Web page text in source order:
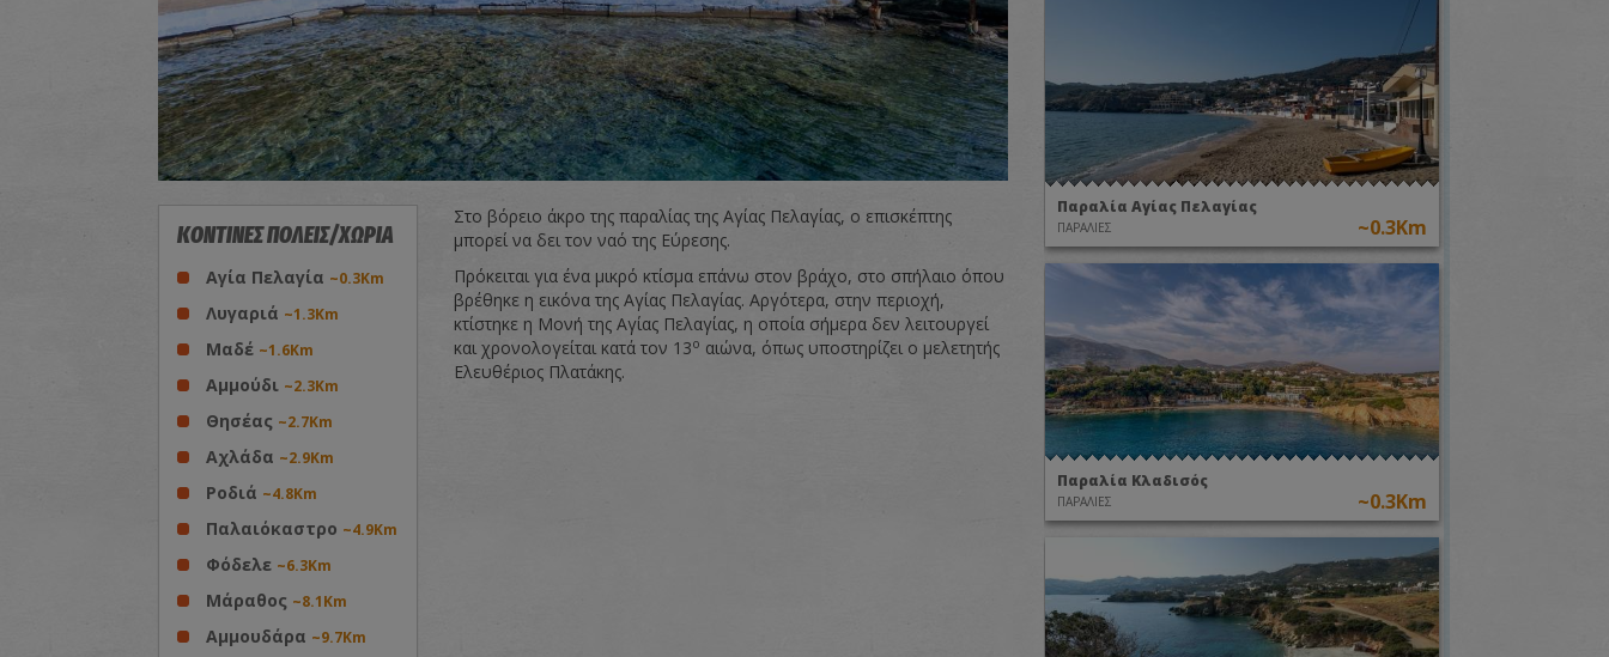
ΚΟΝΤΙΝΕΣ ΠΟΛΕΙΣ/ΧΩΡΙΑ
Αγία Πελαγία ~0.3Km
Λυγαριά ~1.3Km
Μαδέ ~1.6Km
Αμμούδι ~2.3Km
Θησέας ~2.7Km
Αχλάδα ~2.9Km
Ροδιά ~4.8Km
Παλαιόκαστρο ~4.9Km
Φόδελε ~6.3Km
Μάραθος ~8.1Km
Αμμουδάρα ~9.7Km
Στο βόρειο άκρο της παραλίας της Αγίας Πελαγίας, ο επισκέπτης
μπορεί να δει τον ναό της Εύρεσης.
Πρόκειται για ένα μικρό κτίσμα επάνω στον βράχο, στο σπήλαιο όπου
βρέθηκε η εικόνα της Αγίας Πελαγίας. Αργότερα, στην περιοχή,
κτίστηκε η Μονή της Αγίας Πελαγίας, η οποία σήμερα δεν λειτουργεί
και χρονολογείται κατά τον 13ο αιώνα, όπως υποστηρίζει ο μελετητής
Ελευθέριος Πλατάκης.
Παραλία Αγίας Πελαγίας
ΠΑΡΑΛΙΕΣ ~0.3Km
Παραλία Κλαδισός
ΠΑΡΑΛΙΕΣ ~0.3Km